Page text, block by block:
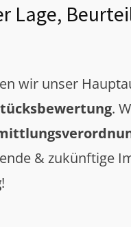
Lage,
wir unser
.
& zukünftige
!